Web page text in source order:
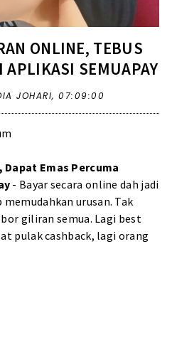
ONLINE, TEBUS
APLIKASI SEMUAPAY
JOHARI, 07:09:00
Emas Percuma
- Bayar secara online dah jadi
urusan. Tak
giliran semua. Lagi best
pulak cashback, lagi orang